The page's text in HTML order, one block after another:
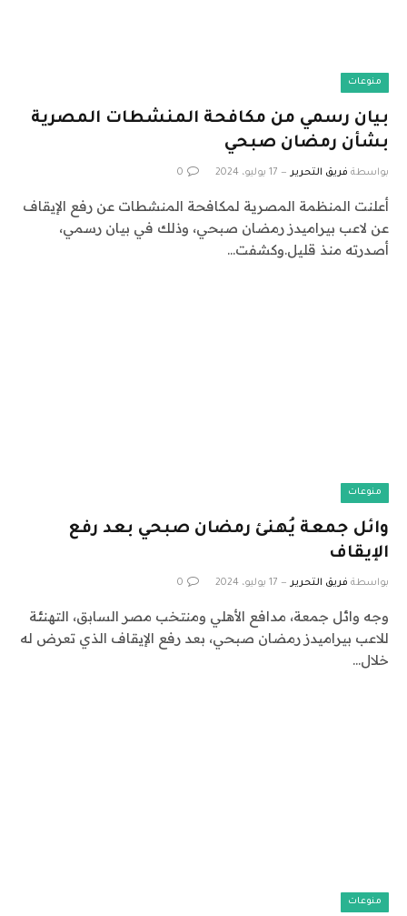
منوعات
بيان رسمي من مكافحة المنشطات المصرية
بشأن رمضان صبحي
بواسطة فريق التحرير 17 يوليو، 2024 0
أعلنت المنظمة المصرية لمكافحة المنشطات عن رفع الإيقاف
عن لاعب بيراميدز رمضان صبحي، وذلك في بيان رسمي،
أصدرته منذ قليل.وكشفت…
منوعات
وائل جمعة يُهنئ رمضان صبحي بعد رفع
الإيقاف
بواسطة فريق التحرير 17 يوليو، 2024 0
وجه وائل جمعة، مدافع الأهلي ومنتخب مصر السابق، التهنئة
للاعب بيراميدز رمضان صبحي، بعد رفع الإيقاف الذي تعرض له
خلال…
منوعات